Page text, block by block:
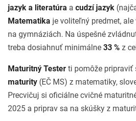
jazyk a literatúra a cudzí jazyk
Matematika je voliteľný predmet,
na gymnáziách. Na úspešné
treba dosiahnuť minimálne 33 % z
Maturitný Tester ti pomôže pripraviť
maturity (EČ MS) z matematiky,
Precvičuj si oficiálne cvičné
2025 a priprav sa na skúšky z